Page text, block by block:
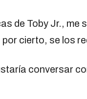
de Toby Jr., me
por cierto, se los
conversar